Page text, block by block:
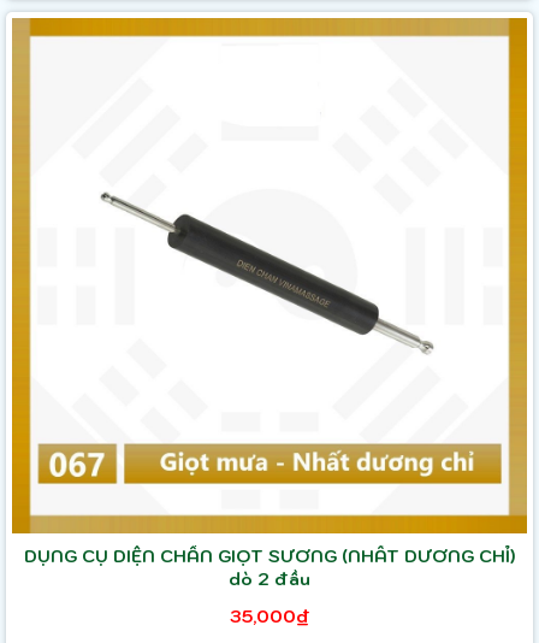
DỤNG CỤ DIỆN CHẨN GIỌT SƯƠNG (NHẤT DƯƠNG CHỈ)
dò 2 đầu
35,000₫